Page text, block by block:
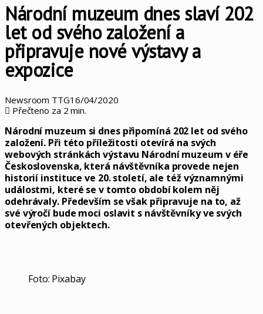
Národní muzeum dnes slaví 202
let od svého založení a
připravuje nové výstavy a
expozice
Newsroom TTG16/04/2020
Přečteno za 2 min.
Národní muzeum si dnes připomíná 202 let od svého
založení. Při této příležitosti otevírá na svých
webových stránkách výstavu Národní muzeum v éře
Československa, která návštěvníka provede nejen
historií instituce ve 20. století, ale též významnými
událostmi, které se v tomto období kolem něj
odehrávaly. Především se však připravuje na to, až
své výročí bude moci oslavit s návštěvníky ve svých
otevřených objektech.
Foto: Pixabay